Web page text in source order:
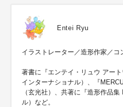
Entei Ryu
イラストレーター／造形作家／コ
著書に『エンテイ・リュウ アー
インターナショナル）、『
（玄光社）、共著に『造形作品
ル）など。